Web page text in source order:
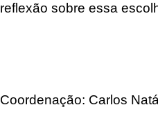
reflexão sobre essa
Coordenação: Carlos